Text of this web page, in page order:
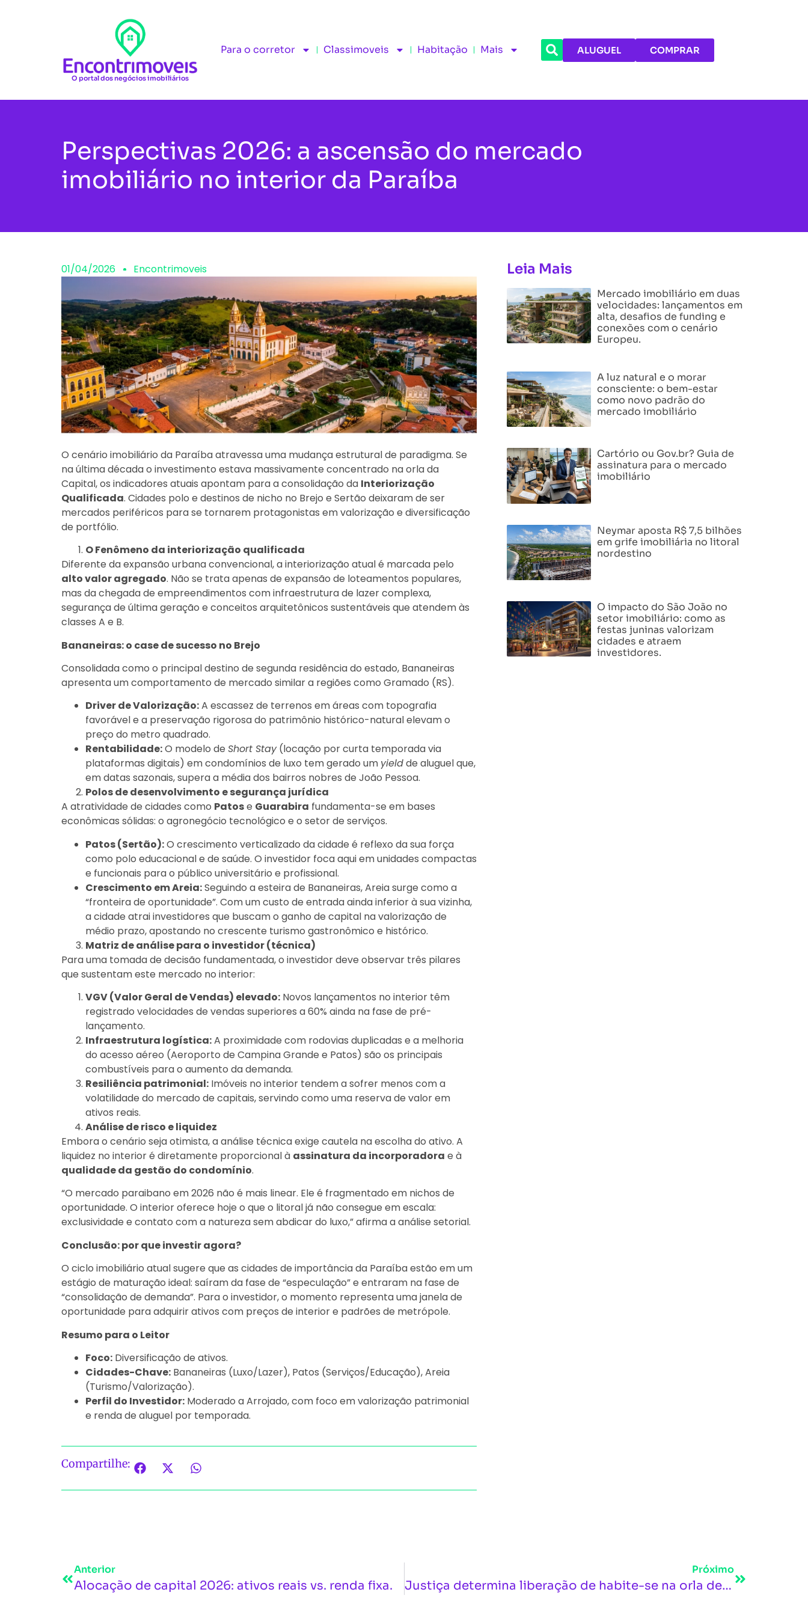
O portal dos negócios imobiliários
Para o corretor Classimoveis Habitação Mais ALUGUEL COMPRAR
Perspectivas 2026: a ascensão do mercado
imobiliário no interior da Paraíba
01/04/2026 Encontrimoveis
O cenário imobiliário da Paraíba atravessa uma mudança estrutural de paradigma. Se
na última década o investimento estava massivamente concentrado na orla da
Capital, os indicadores atuais apontam para a consolidação da Interiorização
Qualificada. Cidades polo e destinos de nicho no Brejo e Sertão deixaram de ser
mercados periféricos para se tornarem protagonistas em valorização e diversificação
de portfólio.
O Fenômeno da interiorização qualificada
Diferente da expansão urbana convencional, a interiorização atual é marcada pelo
alto valor agregado. Não se trata apenas de expansão de loteamentos populares,
mas da chegada de empreendimentos com infraestrutura de lazer complexa,
segurança de última geração e conceitos arquitetônicos sustentáveis que atendem às
classes A e B.
Bananeiras: o case de sucesso no Brejo
Consolidada como o principal destino de segunda residência do estado, Bananeiras
apresenta um comportamento de mercado similar a regiões como Gramado (RS).
Driver de Valorização:A escassez de terrenos em áreas com topografia
favorável e a preservação rigorosa do patrimônio histórico-natural elevam o
preço do metro quadrado.
Rentabilidade:O modelo de Short Stay(locação por curta temporada via
plataformas digitais) em condomínios de luxo tem gerado um yieldde aluguel que,
em datas sazonais, supera a média dos bairros nobres de João Pessoa.
Polos de desenvolvimento e segurança jurídica
A atratividade de cidades como Patose Guarabira fundamenta-se em bases
econômicas sólidas: o agronegócio tecnológico e o setor de serviços.
Patos (Sertão):O crescimento verticalizado da cidade é reflexo da sua força
como polo educacional e de saúde. O investidor foca aqui em unidades compactas
e funcionais para o público universitário e profissional.
Crescimento em Areia:Seguindo a esteira de Bananeiras, Areia surge como a
“fronteira de oportunidade”. Com um custo de entrada ainda inferior à sua vizinha,
a cidade atrai investidores que buscam o ganho de capital na valorização de
médio prazo, apostando no crescente turismo gastronômico e histórico.
Matriz de análise para o investidor (técnica)
Para uma tomada de decisão fundamentada, o investidor deve observar três pilares
que sustentam este mercado no interior:
VGV (Valor Geral de Vendas) elevado: Novos lançamentos no interior têm
registrado velocidades de vendas superiores a 60% ainda na fase de pré-
lançamento.
Infraestrutura logística:A proximidade com rodovias duplicadas e a melhoria
do acesso aéreo (Aeroporto de Campina Grande e Patos) são os principais
combustíveis para o aumento da demanda.
Resiliência patrimonial: Imóveis no interior tendem a sofrer menos com a
volatilidade do mercado de capitais, servindo como uma reserva de valor em
ativos reais.
Análise de risco e liquidez
Embora o cenário seja otimista, a análise técnica exige cautela na escolha do ativo. A
liquidez no interior é diretamente proporcional à assinatura da incorporadora e à
qualidade da gestão do condomínio.
“O mercado paraibano em 2026 não é mais linear. Ele é fragmentado em nichos de
oportunidade. O interior oferece hoje o que o litoral já não consegue em escala:
exclusividade e contato com a natureza sem abdicar do luxo,” afirma a análise setorial.
Conclusão: por que investir agora?
O ciclo imobiliário atual sugere que as cidades de importância da Paraíba estão em um
estágio de maturação ideal: saíram da fase de “especulação” e entraram na fase de
“consolidação de demanda”. Para o investidor, o momento representa uma janela de
oportunidade para adquirir ativos com preços de interior e padrões de metrópole.
Resumo para o Leitor
Foco: Diversificação de ativos.
Cidades-Chave: Bananeiras (Luxo/Lazer), Patos (Serviços/Educação), Areia
(Turismo/Valorização).
Perfil do Investidor: Moderado a Arrojado, com foco em valorização patrimonial
e renda de aluguel por temporada.
Compartilhe:
Leia Mais
Mercado imobiliário em duas
velocidades: lançamentos em
alta, desafios de funding e
conexões com o cenário
Europeu.
A luz natural e o morar
consciente: o bem-estar
como novo padrão do
mercado imobiliário
Cartório ou Gov.br? Guia de
assinatura para o mercado
imobiliário
Neymar aposta R$ 7,5 bilhões
em grife imobiliária no litoral
nordestino
O impacto do São João no
setor imobiliário: como as
festas juninas valorizam
cidades e atraem
investidores.
Anterior
Alocação de capital 2026: ativos reais vs. renda fixa.
Próximo
Justiça determina liberação de habite-se na orla de João Pessoa